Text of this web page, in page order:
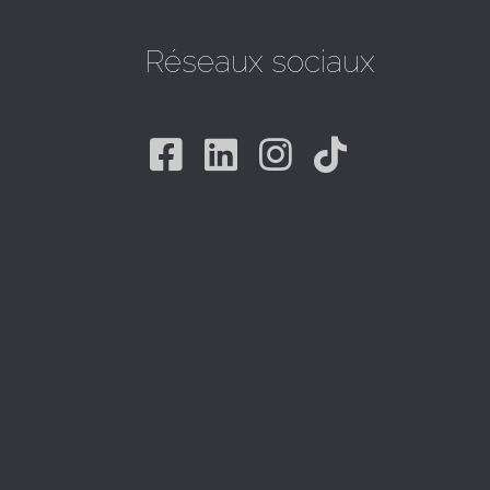
Réseaux sociaux
Facebook
Linkedin
Instagram
Tiktok